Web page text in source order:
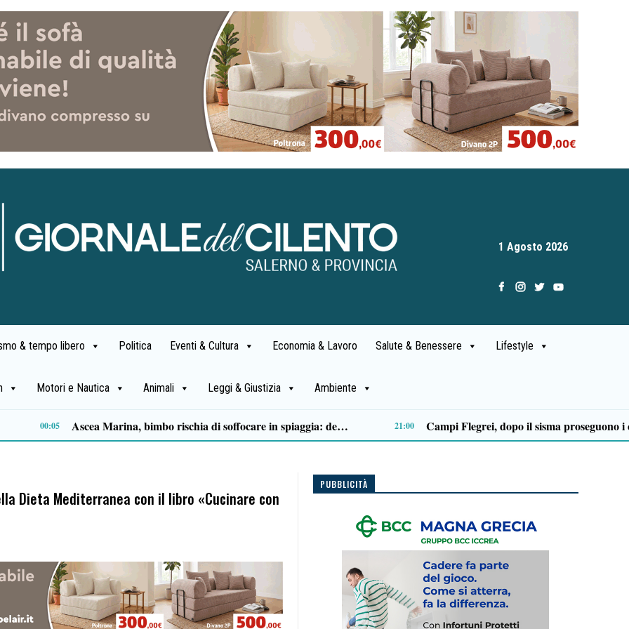
1 Agosto 2026
& tempo libero Politica Eventi & Cultura Economia & Lavoro Salute & Benessere Lifestyle
Motori e Nautica Animali Leggi & Giustizia Ambiente
Milan in lutto, addio a Franco Baresi: il commosso saluto del club 13:53 Castellabate, Spinelli e Di Luccia uniscono le forze in vista delle comunali 2027 13:32
Dieta Mediterranea con il libro «Cucinare con
PUBBLICITÀ